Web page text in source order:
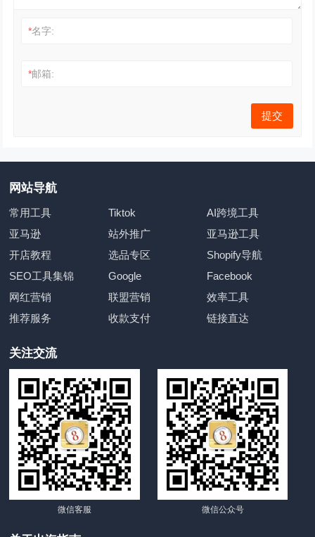
*名字:
*邮箱:
网站导航
常用工具 Tiktok
AI跨境工具
亚马逊
站外推广
亚马逊工具
开店教程
选品专区
Shopify导航
SEO工具集锦
Google
Facebook
网红营销
联盟营销
效率工具
推荐服务
收款支付 链接直达
关注交流
微信客服 微信公众号